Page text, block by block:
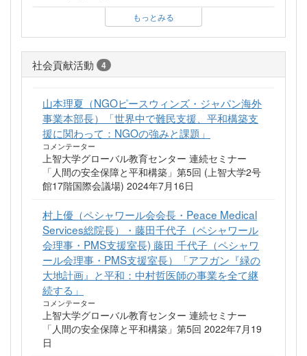
もっとみる
社会貢献活動 4
山本理夏（NGOピースウィンズ・ジャパン海外
事業本部長）「世界中で難民支援、平和構築支
援に関わって：NGOの強みと課題」
コメンテーター
上智大学グローバル教育センター 連続セミナー
「人間の安全保障と平和構築」第5回 (上智大学2号
館17階国際会議場) 2024年7月16日
村上優（ペシャワール会会長・Peace Medical
Services総院長）・藤田千代子（ペシャワール
会理事・PMS支援室長) 藤田 千代子（ペシャワ
ール会理事・PMS支援室長）「アフガン『緑の
大地計画』と平和：中村哲医師の事業を全て継
続する」
コメンテーター
上智大学グローバル教育センター 連続セミナー
「人間の安全保障と平和構築」第5回 2022年7月19
日